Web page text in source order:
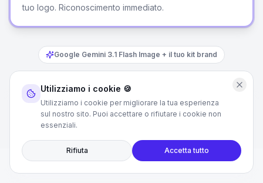
tuo logo. Riconoscimento immediato.
Google Gemini 3.1 Flash Image + il tuo kit brand
Ogni immagine. Ogni articolo. Per sempre. Nessun
abbonamento di design necessario.
Utilizziamo i cookie 🍪
Utilizziamo i cookie per migliorare la tua esperienza
sul nostro sito. Puoi accettare o rifiutare i cookie non
essenziali.
Rifiuta Accetta tutto